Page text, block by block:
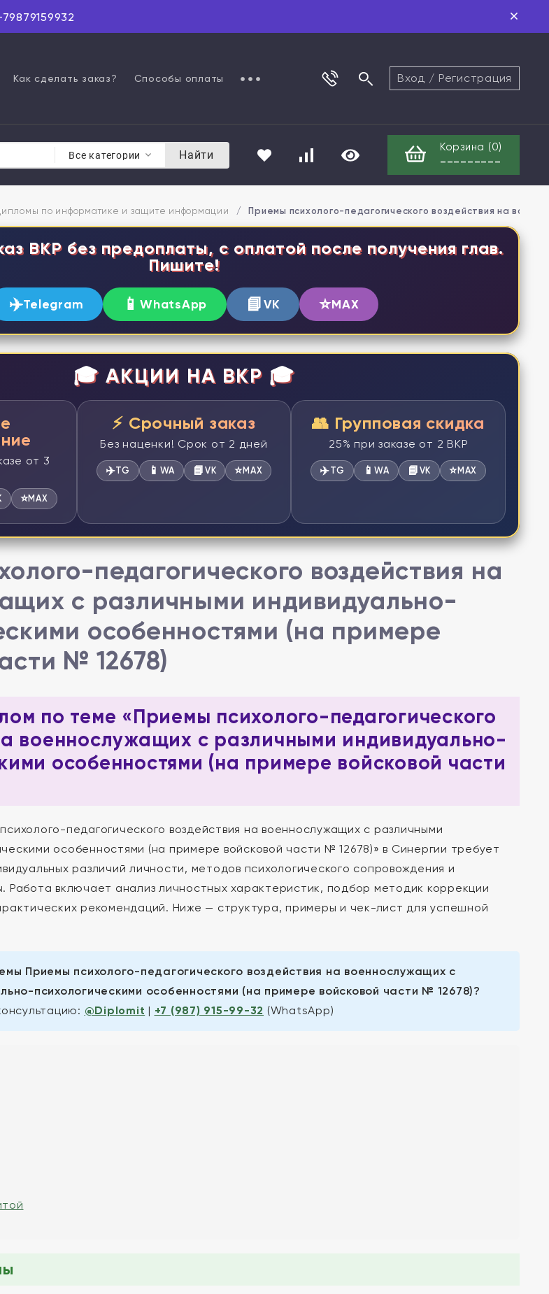
Как сделать заказ? Способы оплаты Вход / Регистрация
Все категории Найти
Корзина (0)
---------
по информатике и защите информации / Приемы психолого-педагогического воздействия на
ВКР без предоплаты, с оплатой после получения глав.
Пишите!
✈️Telegram 📱WhatsApp 📘VK ⭐MAX
🎓 АКЦИИ НА ВКР 🎓
от 3
⭐MAX
⚡ Срочный заказ
Без наценки! Срок от 2 дней
✈️TG 📱 WA 📘 VK ⭐MAX
👥 Групповая скидка
25% при заказе от 2 ВКР
✈️TG 📱WA 📘 VK ⭐MAX
педагогического воздействия на
с различными индивидуально-
особенностями (на примере
№ 12678)
по теме «Приемы психолого-педагогического
военнослужащих с различными индивидуально-
особенностями (на примере войсковой части
педагогического воздействия на военнослужащих с различными
особенностями (на примере войсковой части № 12678)» в Синергии требует
различий личности, методов психологического сопровождения и
Работа включает анализ личностных характеристик, подбор методик коррекции
рекомендаций. Ниже — структура, примеры и чек-лист для успешной
Приемы психолого-педагогического воздействия на военнослужащих с
психологическими особенностями (на примере войсковой части № 12678)?
@Diplomit | +7 (987) 915-99-32 (WhatsApp)